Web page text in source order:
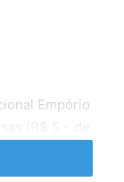
Empório
carne com
(R$ 6